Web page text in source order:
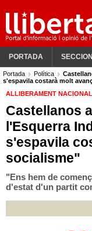
PORTADA
Portada Política
s'espavila costarà molt
ALLIBERAMENT
Castellanos
l'Esquerra
s'espavila
socialisme"
"Ens hem de
d'estat d'un partit